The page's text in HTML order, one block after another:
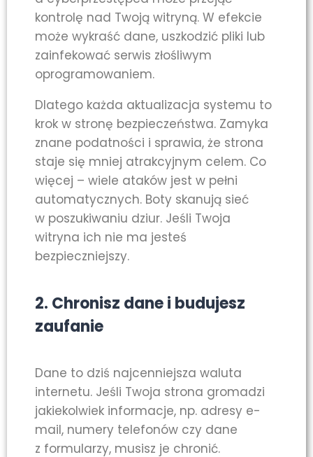
kontrolę nad Twoją witryną. W efekcie
może wykraść dane, uszkodzić pliki lub
zainfekować serwis złośliwym
oprogramowaniem.
Dlatego każda aktualizacja systemu to
krok w stronę bezpieczeństwa. Zamyka
znane podatności i sprawia, że strona
staje się mniej atrakcyjnym celem. Co
więcej – wiele ataków jest w pełni
automatycznych. Boty skanują sieć
w poszukiwaniu dziur. Jeśli Twoja
witryna ich nie ma jesteś
bezpieczniejszy.
2. Chronisz dane i budujesz
zaufanie
Dane to dziś najcenniejsza waluta
internetu. Jeśli Twoja strona gromadzi
jakiekolwiek informacje, np. adresy e-
mail, numery telefonów czy dane
z formularzy, musisz je chronić.